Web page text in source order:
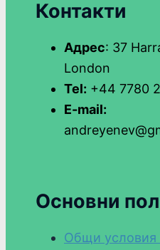
Контакти
Адрес: 37
London
Tel: +44 7780
E-mail:
Основни
Общи условия